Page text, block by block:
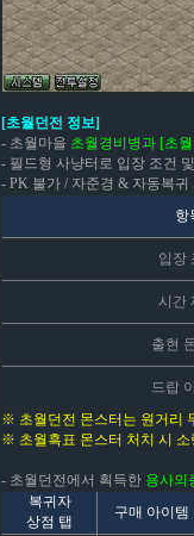
[초월던전 정보]
- 초월마을 초월경비병과 [초
- 필드형 사냥터로 입장 조건
- PK 불가 / 자준경 & 자동복귀
항
입장
시간
출현
드랍
※ 초월던전 몬스터는 원거리
※ 초월흑표 몬스터 처치 시 소
- 초월던전에서 획득한 용사의
복귀자
상점 탭
구매 아이템